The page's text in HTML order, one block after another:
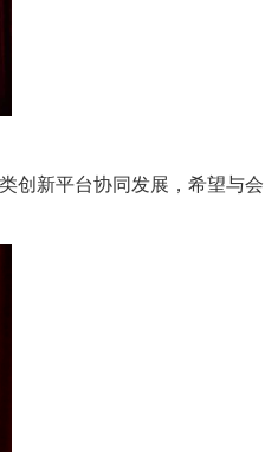
创新平台协同发展，希望与会